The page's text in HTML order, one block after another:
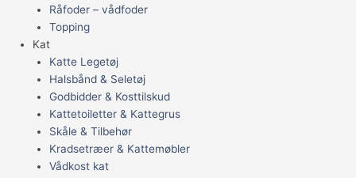
Råfoder – vådfoder
Topping
Kat
Katte Legetøj
Halsbånd & Seletøj
Godbidder & Kosttilskud
Kattetoiletter & Kattegrus
Skåle & Tilbehør
Kradsetræer & Kattemøbler
Vådkost kat